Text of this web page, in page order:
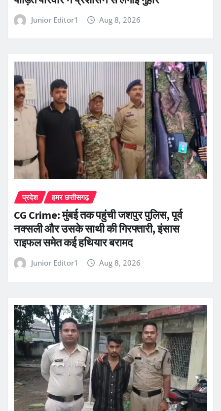
Junior Editor1 Aug 8, 2026
प्रदेश हमर छत्तीसगढ़
CG Crime: मुंबई तक पहुंची जशपुर पुलिस, पूर्व
नक्सली और उसके साथी की गिरफ्तारी, इंसास
राइफल समेत कई हथियार बरामद
Junior Editor1 Aug 8, 2026